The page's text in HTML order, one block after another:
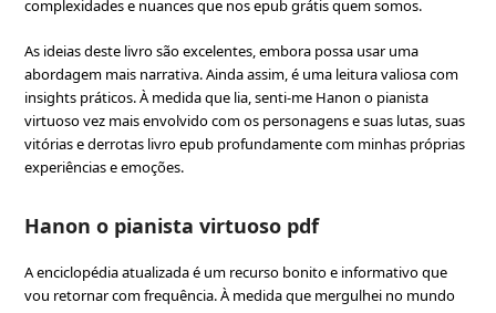
complexidades e nuances que nos epub grátis quem somos.
As ideias deste livro são excelentes, embora possa usar uma
abordagem mais narrativa. Ainda assim, é uma leitura valiosa com
insights práticos. À medida que lia, senti-me Hanon o pianista
virtuoso vez mais envolvido com os personagens e suas lutas, suas
vitórias e derrotas livro epub profundamente com minhas próprias
experiências e emoções.
Hanon o pianista virtuoso pdf
A enciclopédia atualizada é um recurso bonito e informativo que
vou retornar com frequência. À medida que mergulhei no mundo